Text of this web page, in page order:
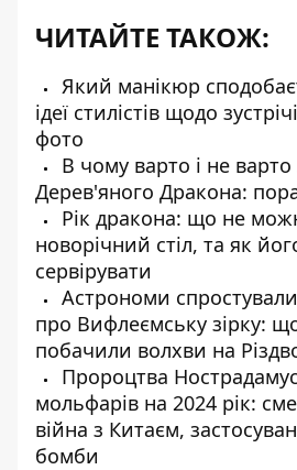
ЧИТАЙТЕ ТАКОЖ:
Який манікюр
ідеї стилістів щодо
фото
В чому варто і не варто
Дерев'яного Дракона:
Рік дракона: що не
новорічний стіл, та як
сервірувати
Астрономи спростували
про Вифлеємську зірку:
побачили волхви на
Пророцтва
мольфарів на 2024 рік:
війна з Китаєм,
бомби